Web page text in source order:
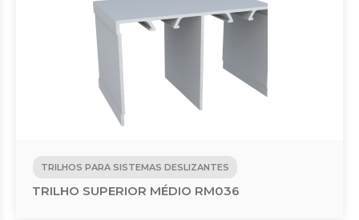
TRILHOS PARA SISTEMAS DESLIZANTES
TRILHO SUPERIOR MÉDIO RM036